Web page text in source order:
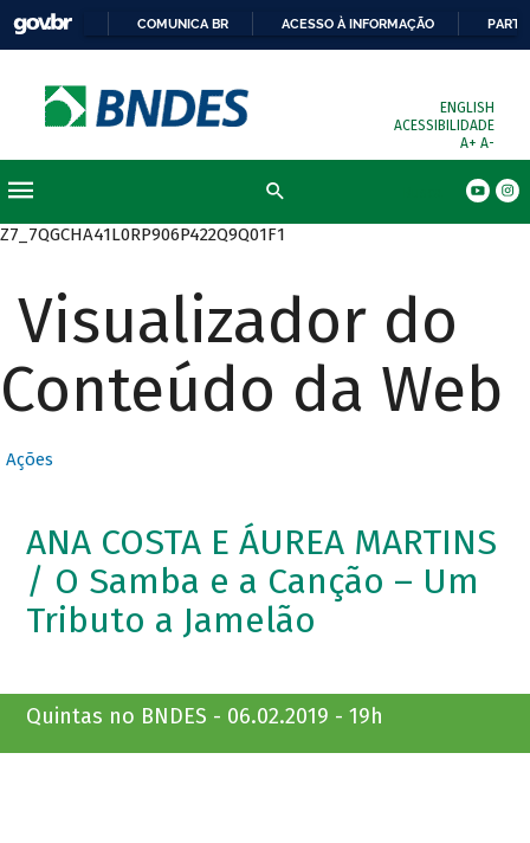
COMUNICA BR ACESSO À INFORMAÇÃO
ENGLISH
ACESSIBILIDADE
A+ A-
Z7_7QGCHA41L0RP906P422Q9Q01F1
Visualizador do
Conteúdo da Web
Ações
ANA COSTA E ÁUREA MARTINS
/ O Samba e a Canção – Um
Tributo a Jamelão
Quintas no BNDES - 06.02.2019 - 19h